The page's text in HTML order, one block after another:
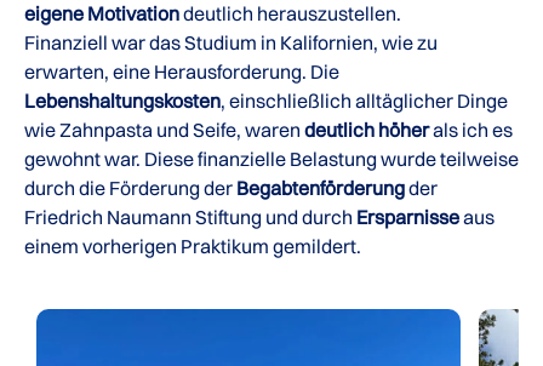
eigene Motivationdeutlich herauszustellen.
Finanziell war das Studium in Kalifornien, wie zu
erwarten, eine Herausforderung. Die
Lebenshaltungskosten, einschließlich alltäglicher Dinge
wie Zahnpasta und Seife, waren deutlich höherals ich es
gewohnt war. Diese finanzielle Belastung wurde teilweise
durch die Förderung der Begabtenförderungder
Friedrich Naumann Stiftung und durch Ersparnisseaus
einem vorherigen Praktikum gemildert.